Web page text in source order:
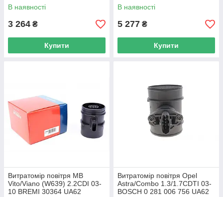
В наявності
3 264 ₴
Купити
В наявності
5 277 ₴
Купити
Витратомір повітря MB
Vito/Viano (W639) 2.2CDI 03-
10 BREMI 30364 UA62
Витратомір повітря Opel
Astra/Combo 1.3/1.7CDTI 03-
BOSCH 0 281 006 756 UA62